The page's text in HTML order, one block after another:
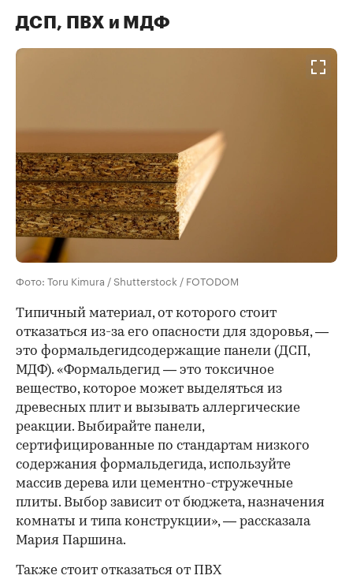
ДСП, ПВХ и МДФ
Фото: Toru Kimura / Shutterstock / FOTODOM
Типичный материал, от которого стоит
отказаться из-за его опасности для здоровья, —
это формальдегидсодержащие панели (ДСП,
МДФ). «Формальдегид — это токсичное
вещество, которое может выделяться из
древесных плит и вызывать аллергические
реакции. Выбирайте панели,
сертифицированные по стандартам низкого
содержания формальдегида, используйте
массив дерева или цементно-стружечные
плиты. Выбор зависит от бюджета, назначения
комнаты и типа конструкции», — рассказала
Мария Паршина.
Также стоит отказаться от ПВХ